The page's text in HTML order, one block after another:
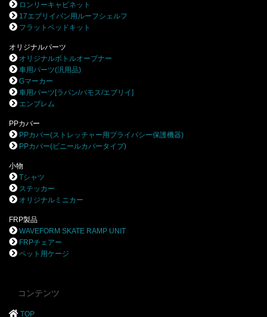
ロンリーキャビネット
17エブリイバン用ルーフシェルフ
フラットベッドキット
オリジナルパーツ
オリジナルボトルオープナー
車用パーツ(汎用品)
Gマーカー
車用パーツ[ラパン/バモス/エブリイ]
エンブレム
PPカバー
PPカバー(ストレッチャー用プライバシー保護機器)
PPカバー(ビニールカバータイプ)
小物
Tシャツ
ステッカー
オリジナルミニカー
FRP製品
WAVEFORM SKATE RAMP UNIT
FRPチェアー
ペット用ケージ
コンテンツ
TOP